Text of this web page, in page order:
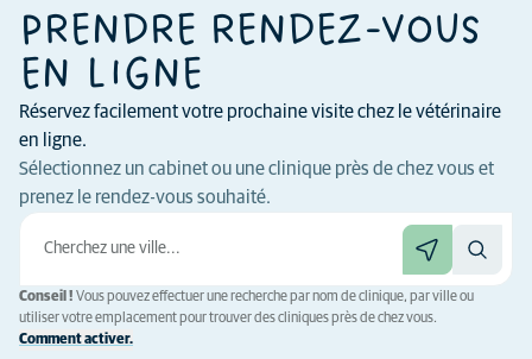
PRENDRE RENDEZ-VOUS
EN LIGNE
Réservez facilement votre prochaine visite chez le vétérinaire
en ligne.
Sélectionnez un cabinet ou une clinique près de chez vous et
prenez le rendez-vous souhaité.
Conseil ! Vous pouvez effectuer une recherche par nom de clinique, par ville ou
utiliser votre emplacement pour trouver des cliniques près de chez vous.
Comment activer.